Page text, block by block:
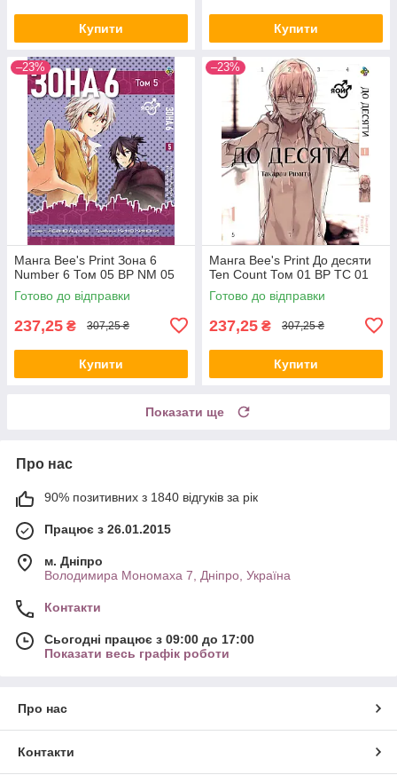
Купити Купити
–23%
Манга Bee's Print Зона 6
Number 6 Том 05 ВР NM 05
Готово до відправки
237,25 ₴ 307,25 ₴
Купити
–23%
Манга Bee's Print До десяти
Ten Count Том 01 ВР TC 01
Готово до відправки
237,25 ₴ 307,25 ₴
Купити
Показати ще
Про нас
90% позитивних з 1840 відгуків за рік
Працює з 26.01.2015
м. Дніпро
Володимира Мономаха 7, Дніпро, Україна
Контакти
Сьогодні працює з 09:00 до 17:00
Показати весь графік роботи
Про нас
Контакти